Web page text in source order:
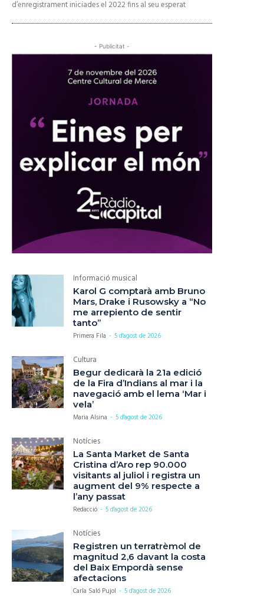
d’enregistrament iniciades el 2022 fins al seu esperat
- Publicitat -
Informació musical
Karol G comptarà amb Bruno
Mars, Drake i Rusowsky a “No
me arrepiento de sentir
tanto”
Primera Fila - 5 d'agost de 2026
Cultura
Begur dedicarà la 21a edició
de la Fira d’Indians al mar i la
navegació amb el lema ‘Mar i
vela’
Maria Alsina - 5 d'agost de 2026
Notícies
La Santa Market de Santa
Cristina d’Aro rep 90.000
visitants al juliol i registra un
augment del 9% respecte a
l’any passat
Redacció - 5 d'agost de 2026
Notícies
Registren un terratrèmol de
magnitud 2,6 davant la costa
del Baix Empordà sense
afectacions
Carla Saló Pujol - 5 d'agost de 2026